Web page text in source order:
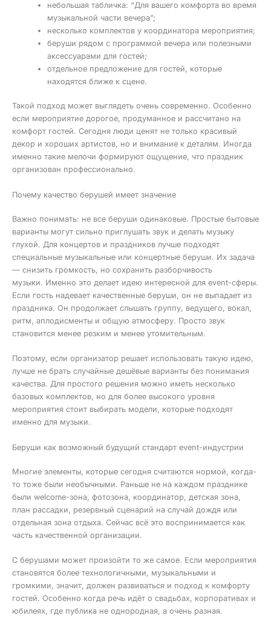
небольшая табличка: “Для вашего комфорта во время
музыкальной части вечера”;
несколько комплектов у координатора мероприятия;
беруши рядом с программой вечера или полезными
аксессуарами для гостей;
отдельное предложение для гостей, которые
находятся ближе к сцене.
Такой подход может выглядеть очень современно. Особенно
если мероприятие дорогое, продуманное и рассчитано на
комфорт гостей. Сегодня люди ценят не только красивый
декор и хороших артистов, но и внимание к деталям. Иногда
именно такие мелочи формируют ощущение, что праздник
организован профессионально.
Почему качество берушей имеет значение
Важно понимать: не все беруши одинаковые. Простые бытовые
варианты могут сильно приглушать звук и делать музыку
глухой. Для концертов и праздников лучше подходят
специальные музыкальные или концертные беруши. Их задача
— снизить громкость, но сохранить разборчивость
музыки. Именно это делает идею интересной для event-сферы.
Если гость надевает качественные беруши, он не выпадает из
праздника. Он продолжает слышать группу, ведущего, вокал,
ритм, аплодисменты и общую атмосферу. Просто звук
становится менее резким и менее утомительным.
Поэтому, если организатор решает использовать такую идею,
лучше не брать случайные дешёвые варианты без понимания
качества. Для простого решения можно иметь несколько
базовых комплектов, но для более высокого уровня
мероприятия стоит выбирать модели, которые подходят
именно для музыки.
Беруши как возможный будущий стандарт event-индустрии
Многие элементы, которые сегодня считаются нормой, когда-
то тоже были необычными. Раньше не на каждом празднике
были welcome-зона, фотозона, координатор, детская зона,
план рассадки, резервный сценарий на случай дождя или
отдельная зона отдыха. Сейчас всё это воспринимается как
часть качественной организации.
С берушами может произойти то же самое. Если мероприятия
становятся более технологичными, музыкальными и
громкими, значит, должен развиваться и подход к комфорту
гостей. Особенно когда речь идёт о свадьбах, корпоративах и
юбилеях, где публика не однородная, а очень разная.